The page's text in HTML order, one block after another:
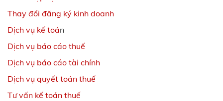
Thay đổi đăng ký kinh doanh
Dịch vụ kế toán
Dịch vụ báo cáo thuế
Dịch vụ báo cáo tài chính
Dịch vụ quyết toán thuế
Tư vấn kế toán thuế